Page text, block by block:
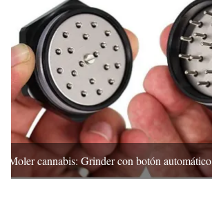
Moler cannabis: Grinder con botón automático